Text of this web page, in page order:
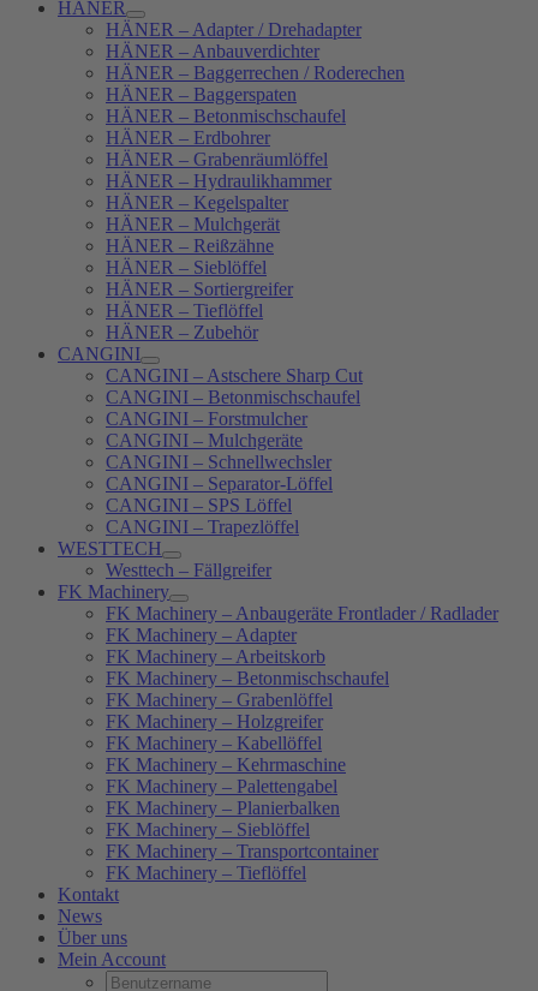
HÄNER
HÄNER – Adapter / Drehadapter
HÄNER – Anbauverdichter
HÄNER – Baggerrechen / Roderechen
HÄNER – Baggerspaten
HÄNER – Betonmischschaufel
HÄNER – Erdbohrer
HÄNER – Grabenräumlöffel
HÄNER – Hydraulikhammer
HÄNER – Kegelspalter
HÄNER – Mulchgerät
HÄNER – Reißzähne
HÄNER – Sieblöffel
HÄNER – Sortiergreifer
HÄNER – Tieflöffel
HÄNER – Zubehör
CANGINI
CANGINI – Astschere Sharp Cut
CANGINI – Betonmischschaufel
CANGINI – Forstmulcher
CANGINI – Mulchgeräte
CANGINI – Schnellwechsler
CANGINI – Separator-Löffel
CANGINI – SPS Löffel
CANGINI – Trapezlöffel
WESTTECH
Westtech – Fällgreifer
FK Machinery
FK Machinery – Anbaugeräte Frontlader / Radlader
FK Machinery – Adapter
FK Machinery – Arbeitskorb
FK Machinery – Betonmischschaufel
FK Machinery – Grabenlöffel
FK Machinery – Holzgreifer
FK Machinery – Kabellöffel
FK Machinery – Kehrmaschine
FK Machinery – Palettengabel
FK Machinery – Planierbalken
FK Machinery – Sieblöffel
FK Machinery – Transportcontainer
FK Machinery – Tieflöffel
Kontakt
News
Über uns
Mein Account
Username: